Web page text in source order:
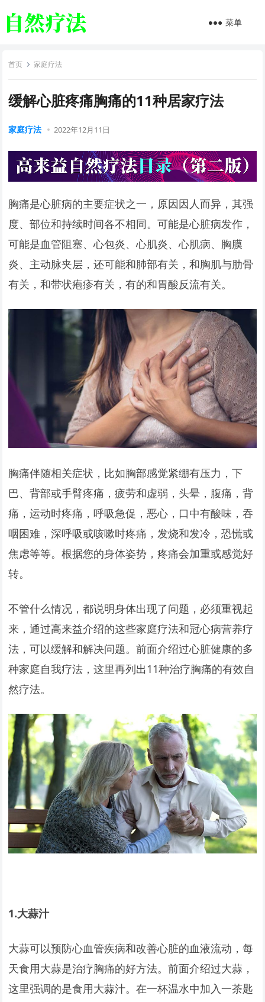
菜单
首页 家庭疗法
缓解心脏疼痛胸痛的11种居家疗法
家庭疗法 2022年12月11日
胸痛是心脏病的主要症状之一，原因因人而异，其强
度、部位和持续时间各不相同。可能是心脏病发作，
可能是血管阻塞、心包炎、心肌炎、心肌病、胸膜
炎、主动脉夹层，还可能和肺部有关，和胸肌与肋骨
有关，和带状疱疹有关，有的和胃酸反流有关。
胸痛伴随相关症状，比如胸部感觉紧绷有压力，下
巴、背部或手臂疼痛，疲劳和虚弱，头晕，腹痛，背
痛，运动时疼痛，呼吸急促，恶心，口中有酸味，吞
咽困难，深呼吸或咳嗽时疼痛，发烧和发冷，恐慌或
焦虑等等。根据您的身体姿势，疼痛会加重或感觉好
转。
不管什么情况，都说明身体出现了问题，必须重视起
来，通过高来益介绍的这些家庭疗法和冠心病营养疗
法，可以缓解和解决问题。前面介绍过心脏健康的多
种家庭自我疗法，这里再列出11种治疗胸痛的有效自
然疗法。
1.大蒜汁
大蒜可以预防心血管疾病和改善心脏的血液流动，每
天食用大蒜是治疗胸痛的好方法。前面介绍过大蒜，
这里强调的是食用大蒜汁。在一杯温水中加入一茶匙